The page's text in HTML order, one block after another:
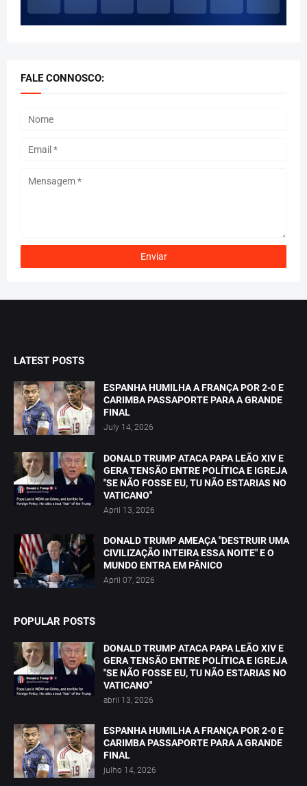
FALE CONNOSCO:
LATEST POSTS
ESPANHA HUMILHA A FRANÇA POR 2-0 E
CARIMBA PASSAPORTE PARA A GRANDE
FINAL
July 14, 2026
DONALD TRUMP ATACA PAPA LEÃO XIV E
GERA TENSÃO ENTRE POLÍTICA E IGREJA
"SE NÃO FOSSE EU, TU NÃO ESTARIAS NO
VATICANO"
April 13, 2026
DONALD TRUMP AMEAÇA "DESTRUIR UMA
CIVILIZAÇÃO INTEIRA ESSA NOITE" E O
MUNDO ENTRA EM PÂNICO
April 07, 2026
POPULAR POSTS
DONALD TRUMP ATACA PAPA LEÃO XIV E
GERA TENSÃO ENTRE POLÍTICA E IGREJA
"SE NÃO FOSSE EU, TU NÃO ESTARIAS NO
VATICANO"
abril 13, 2026
ESPANHA HUMILHA A FRANÇA POR 2-0 E
CARIMBA PASSAPORTE PARA A GRANDE
FINAL
julho 14, 2026